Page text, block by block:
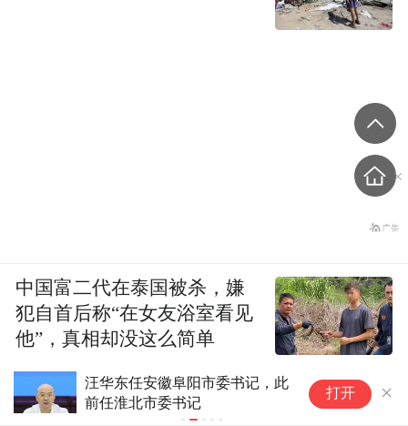
湖北省防办启动防汛四级应急响
应
打开
中国富二代在泰国被杀，嫌
犯自首后称“在女友浴室看见
他”，真相却没这么简单
泰国网传媒